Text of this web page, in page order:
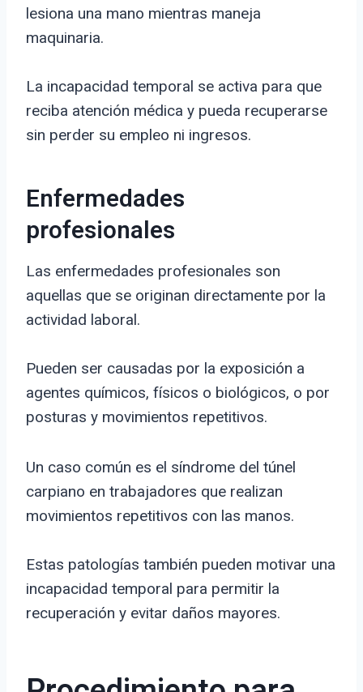
lesiona una mano mientras maneja
maquinaria.
La incapacidad temporal se activa para que
reciba atención médica y pueda recuperarse
sin perder su empleo ni ingresos.
Enfermedades
profesionales
Las enfermedades profesionales son
aquellas que se originan directamente por la
actividad laboral.
Pueden ser causadas por la exposición a
agentes químicos, físicos o biológicos, o por
posturas y movimientos repetitivos.
Un caso común es el síndrome del túnel
carpiano en trabajadores que realizan
movimientos repetitivos con las manos.
Estas patologías también pueden motivar una
incapacidad temporal para permitir la
recuperación y evitar daños mayores.